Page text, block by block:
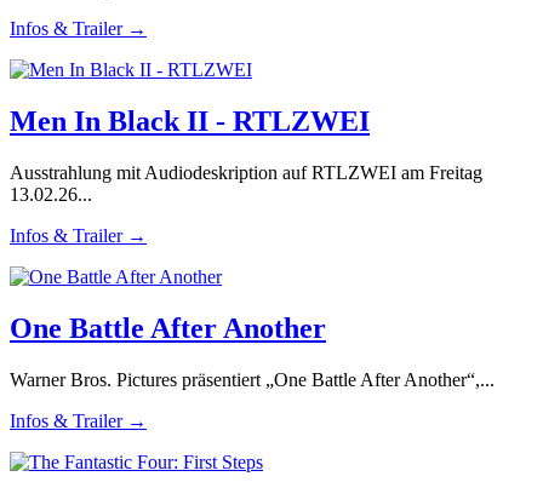
Infos & Trailer →
Men In Black II - RTLZWEI
Ausstrahlung mit Audiodeskription auf RTLZWEI am Freitag
13.02.26...
Infos & Trailer →
One Battle After Another
Warner Bros. Pictures präsentiert „One Battle After Another“,...
Infos & Trailer →